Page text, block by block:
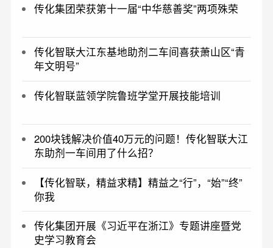
传化集团荣获第十一届“中华慈善奖”两项殊荣
传化智联大江东基地助剂二车间喜获萧山区“青
年文明号”
传化智联蓝领学院鲁班学堂开展技能培训
200块钱解决价值40万元的问题！传化智联大江
东助剂一车间用了什么招？
【传化智联，精益求精】精益之“行”，“始”“终”
你我
传化集团开展《习近平在浙江》专题讲座暨党
史学习教育会